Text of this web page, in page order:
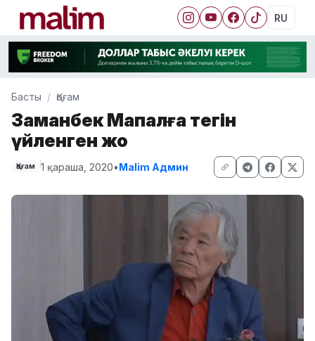
RU
Басты Қоғам
Заманбек Мақпалға тегін
үйленген жоқ
Қоғам 1 қараша, 2020•Malim Админ